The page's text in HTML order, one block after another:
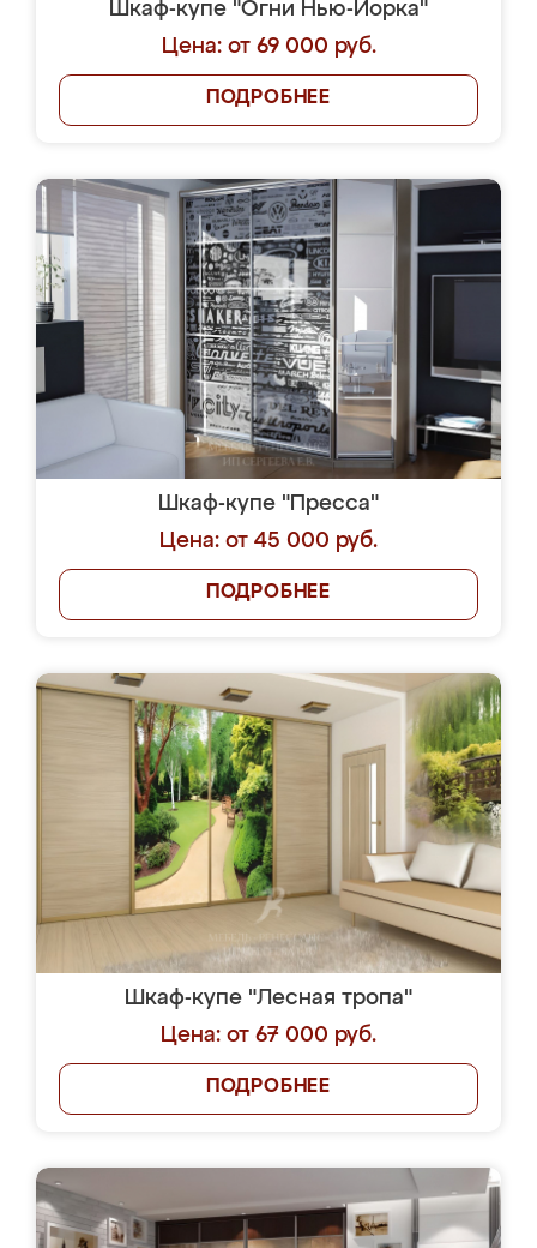
Шкаф-купе "Огни Нью-Йорка"
Цена: от 69 000 руб.
ПОДРОБНЕЕ
Шкаф-купе "Пресса"
Цена: от 45 000 руб.
ПОДРОБНЕЕ
Шкаф-купе "Лесная тропа"
Цена: от 67 000 руб.
ПОДРОБНЕЕ